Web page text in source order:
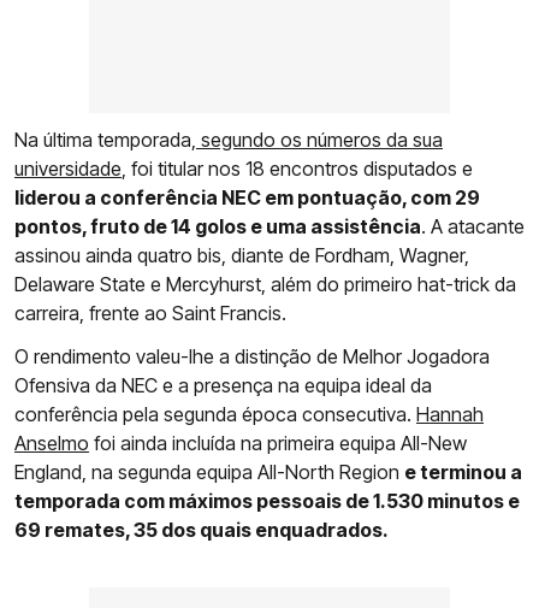
Na última temporada, segundo os números da sua
universidade , foi titular nos 18 encontros disputados e
liderou a conferência NEC em pontuação, com 29
pontos, fruto de 14 golos e uma assistência. A atacante
assinou ainda quatro bis, diante de Fordham, Wagner,
Delaware State e Mercyhurst, além do primeiro hat-trick da
carreira, frente ao Saint Francis.
O rendimento valeu-lhe a distinção de Melhor Jogadora
Ofensiva da NEC e a presença na equipa ideal da
conferência pela segunda época consecutiva. Hannah
Anselmo foi ainda incluída na primeira equipa All-New
England, na segunda equipa All-North Region e terminou a
temporada com máximos pessoais de 1.530 minutos e
69 remates, 35 dos quais enquadrados.